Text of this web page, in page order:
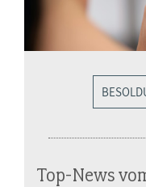
Top-News